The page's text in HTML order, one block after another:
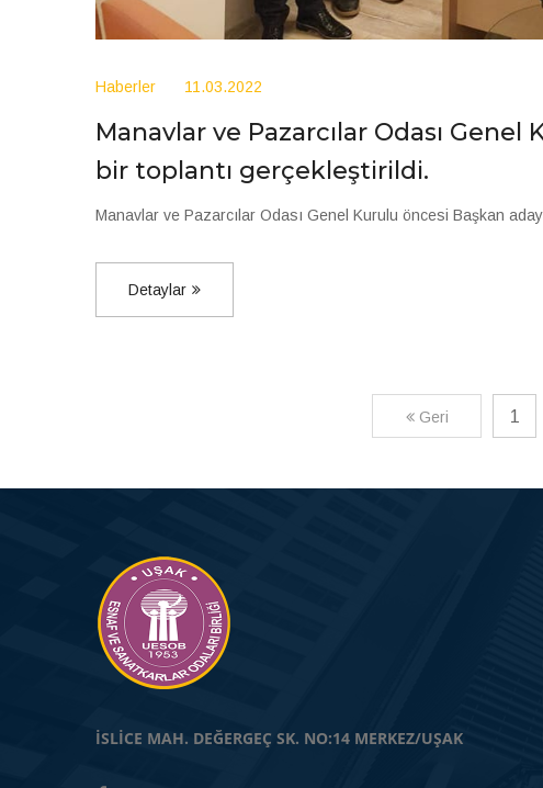
Haberler 11.03.2022
Manavlar ve Pazarcılar Odası
bir toplantı gerçekleştirildi.
Manavlar ve Pazarcılar Odası Genel Kurulu öncesi Başkan
Detaylar
Geri 1
İSLİCE MAH. DEĞERGEÇ SK. NO:14 MERKEZ/UŞAK